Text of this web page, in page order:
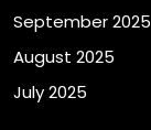
September 2025
August 2025
July 2025